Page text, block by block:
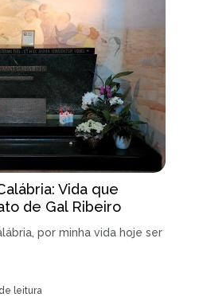
Vida que
de Gal Ribeiro
por minha vida hoje ser
leitura